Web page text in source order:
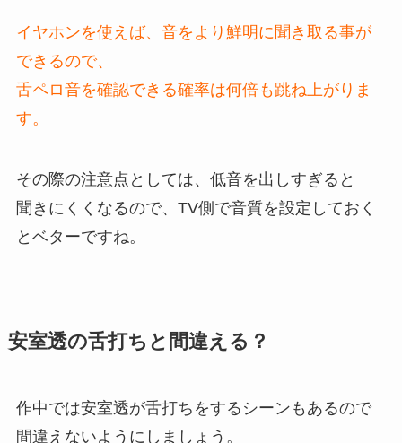
イヤホンを使えば、音をより鮮明に聞き取る事が
できるので、
舌ペロ音を確認できる確率は何倍も跳ね上がりま
す。
その際の注意点としては、低音を出しすぎると
聞きにくくなるので、TV側で音質を設定しておく
とベターですね。
安室透の舌打ちと間違える？
作中では安室透が舌打ちをするシーンもあるので
間違えないようにしましょう。